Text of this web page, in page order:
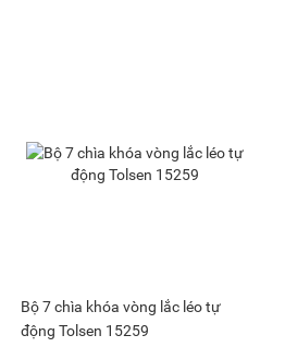
Bộ 7 chìa khóa vòng lắc léo tự
động Tolsen 15259